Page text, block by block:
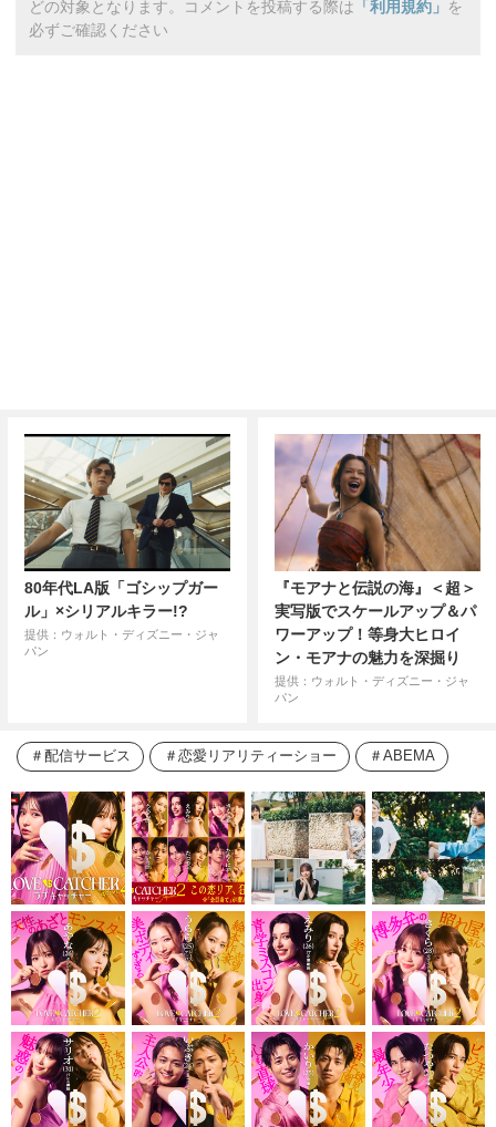
どの対象となります。コメントを投稿する際は 「利用規約」 を
必ずご確認ください
80年代LA版「ゴシップガー
ル」×シリアルキラー!?
提供：ウォルト・ディズニー・ジャ
パン
『モアナと伝説の海』＜超＞
実写版でスケールアップ＆パ
ワーアップ！等身大ヒロイ
ン・モアナの魅力を深掘り
提供：ウォルト・ディズニー・ジャ
パン
配信サービス 恋愛リアリティーショー ABEMA